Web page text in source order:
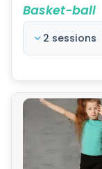
Basket-ball
2 sessions